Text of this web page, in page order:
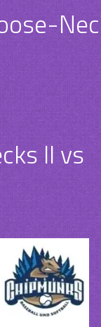
II vs